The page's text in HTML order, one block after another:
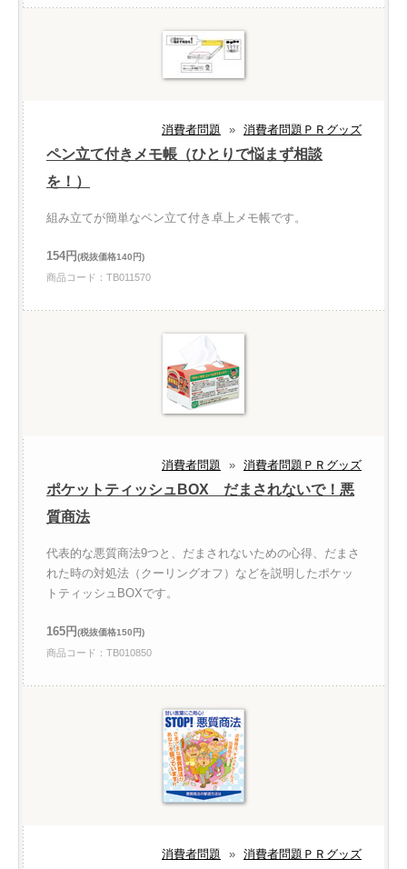
消費者問題 » 消費者問題ＰＲグッズ
ペン立て付きメモ帳（ひとりで悩まず相談
を！）
組み立てが簡単なペン立て付き卓上メモ帳です。
154円(税抜価格140円)
商品コード：TB011570
消費者問題 » 消費者問題ＰＲグッズ
ポケットティッシュBOX だまされないで！悪
質商法
代表的な悪質商法9つと、だまされないための心得、だまさ
れた時の対処法（クーリングオフ）などを説明したポケッ
トティッシュBOXです。
165円(税抜価格150円)
商品コード：TB010850
消費者問題 » 消費者問題ＰＲグッズ